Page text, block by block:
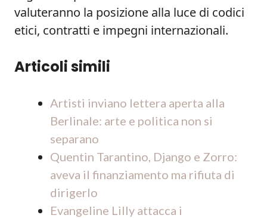
valuteranno la posizione alla luce di codici
etici, contratti e impegni internazionali.
Articoli simili
Artisti inviano lettera aperta alla
Berlinale: arte e politica non si
separano
Quentin Tarantino, Django e Zorro:
aveva il finanziamento ma rifiuta di
dirigerlo
Evangeline Lilly attacca i